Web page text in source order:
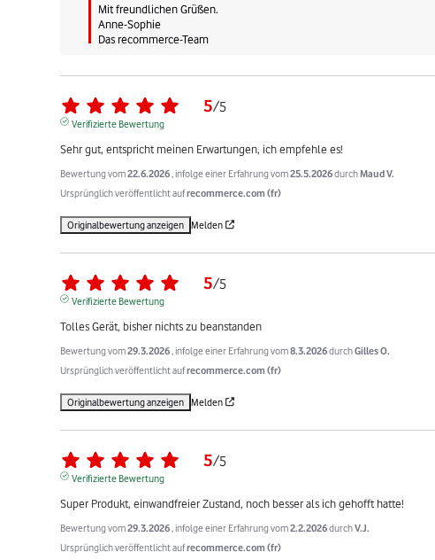
Mit freundlichen Grüßen.
Anne-Sophie
Das recommerce-Team
5/5
Verifizierte Bewertung
Sehr gut, entspricht meinen Erwartungen, ich empfehle es!
Bewertung vom22.6.2026 , infolge einer Erfahrung vom25.5.2026durchMaud V.
Ursprünglich veröffentlicht aufrecommerce.com (fr)
Originalbewertung anzeigen Melden
5/5
Verifizierte Bewertung
Tolles Gerät, bisher nichts zu beanstanden
Bewertung vom29.3.2026 , infolge einer Erfahrung vom8.3.2026durchGilles O.
Ursprünglich veröffentlicht aufrecommerce.com (fr)
Originalbewertung anzeigen Melden
5/5
Verifizierte Bewertung
Super Produkt, einwandfreier Zustand, noch besser als ich gehofft hatte!
Bewertung vom29.3.2026 , infolge einer Erfahrung vom2.2.2026durchV.J.
Ursprünglich veröffentlicht aufrecommerce.com (fr)